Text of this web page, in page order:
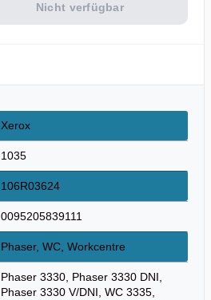
Nicht verfügbar
Xerox
1035
106R03624
0095205839111
Phaser, WC, Workcentre
Phaser 3330, Phaser 3330 DNI,
Phaser 3330 V/DNI, WC 3335,